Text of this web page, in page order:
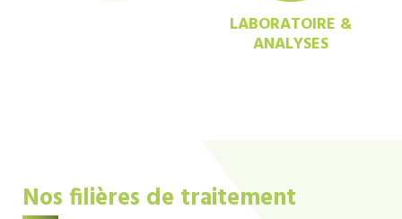
LABORATOIRE &
ANALYSES
Nos filières de traitement